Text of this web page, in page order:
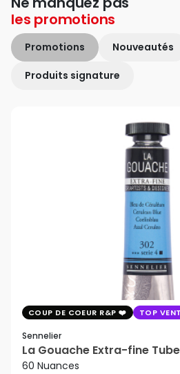
les promotions
Promotions Nouveautés
Produits signature
COUP DE COEUR R&P TOP
Sennelier
La Gouache Extra-fine
60 Nuances